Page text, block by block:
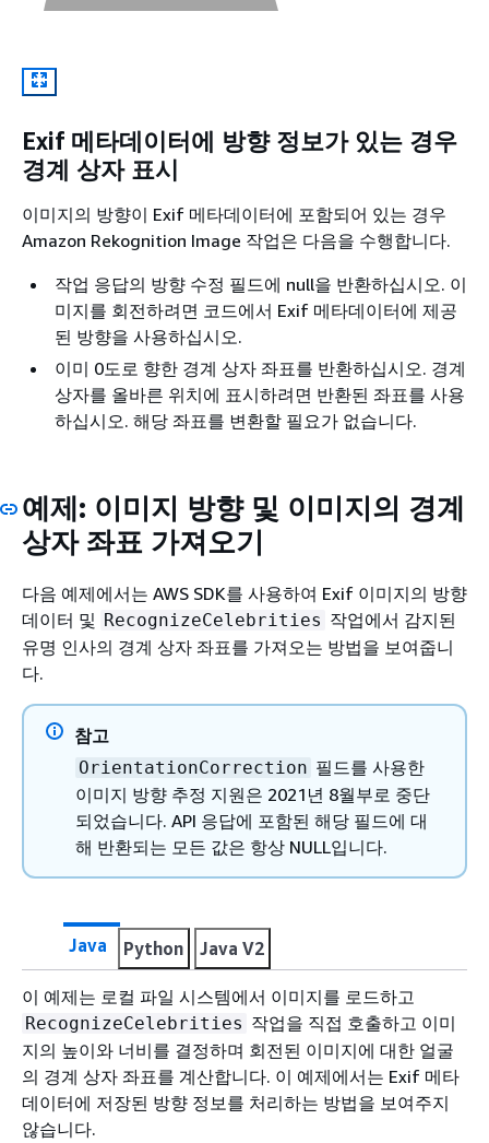
Exif 메타데이터에 방향 정보가 있는 경우
경계 상자 표시
이미지의 방향이 Exif 메타데이터에 포함되어 있는 경우
Amazon Rekognition Image 작업은 다음을 수행합니다.
작업 응답의 방향 수정 필드에 null을 반환하십시오. 이
미지를 회전하려면 코드에서 Exif 메타데이터에 제공
된 방향을 사용하십시오.
이미 0도로 향한 경계 상자 좌표를 반환하십시오. 경계
상자를 올바른 위치에 표시하려면 반환된 좌표를 사용
하십시오. 해당 좌표를 변환할 필요가 없습니다.
예제: 이미지 방향 및 이미지의 경계
상자 좌표 가져오기
다음 예제에서는 AWS SDK를 사용하여 Exif 이미지의 방향
데이터 및 RecognizeCelebrities 작업에서 감지된
유명 인사의 경계 상자 좌표를 가져오는 방법을 보여줍니
다.
참고
OrientationCorrection 필드를 사용한
이미지 방향 추정 지원은 2021년 8월부로 중단
되었습니다. API 응답에 포함된 해당 필드에 대
해 반환되는 모든 값은 항상 NULL입니다.
Java Python Java V2
이 예제는 로컬 파일 시스템에서 이미지를 로드하고
RecognizeCelebrities 작업을 직접 호출하고 이미
지의 높이와 너비를 결정하며 회전된 이미지에 대한 얼굴
의 경계 상자 좌표를 계산합니다. 이 예제에서는 Exif 메타
데이터에 저장된 방향 정보를 처리하는 방법을 보여주지
않습니다.